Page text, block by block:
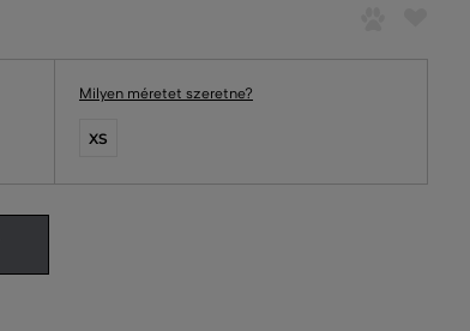
Milyen méretet szeretne?
XS